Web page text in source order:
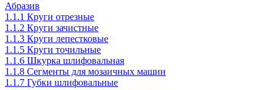
Абразив
1.1.1 Круги отрезные
1.1.2 Круги зачистные
1.1.3 Круги лепестковые
1.1.5 Круги точильные
1.1.6 Шкурка шлифовальная
1.1.8 Сегменты для мозаичных машин
1.1.7 Губки шлифовальные